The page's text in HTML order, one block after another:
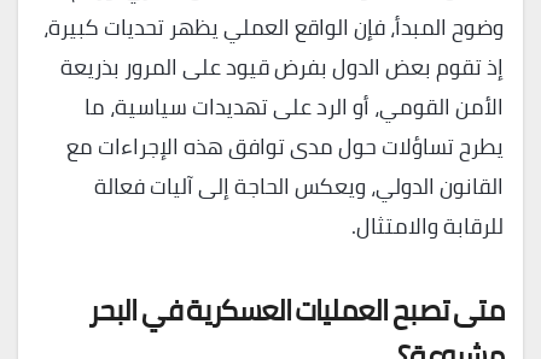
وضوح المبدأ، فإن الواقع العملي يظهر تحديات كبيرة،
إذ تقوم بعض الدول بفرض قيود على المرور بذريعة
الأمن القومي، أو الرد على تهديدات سياسية، ما
يطرح تساؤلات حول مدى توافق هذه الإجراءات مع
القانون الدولي، ويعكس الحاجة إلى آليات فعالة
للرقابة والامتثال.
متى تصبح العمليات العسكرية في البحر